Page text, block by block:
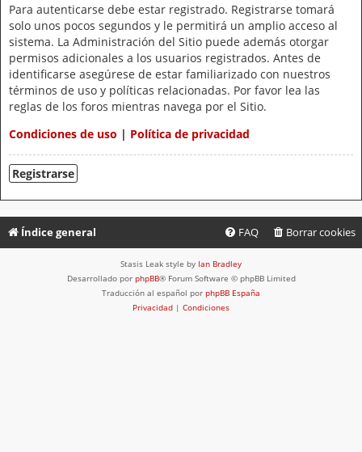
Para autenticarse debe estar registrado. Registrarse tomará
solo unos pocos segundos y le permitirá un amplio acceso al
sistema. La Administración del Sitio puede además otorgar
permisos adicionales a los usuarios registrados. Antes de
identificarse asegúrese de estar familiarizado con nuestros
términos de uso y políticas relacionadas. Por favor lea las
reglas de los foros mientras navega por el Sitio.
Condiciones de uso | Política de privacidad
Registrarse
Índice general Borrar cookies
FAQ
Stasis Leak style by Ian Bradley
Desarrollado por phpBB® Forum Software © phpBB Limited
Traducción al español por phpBB España
Privacidad | Condiciones